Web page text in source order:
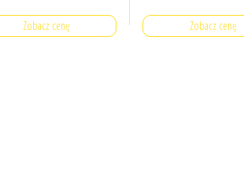
Zobacz cenę Zobacz cenę